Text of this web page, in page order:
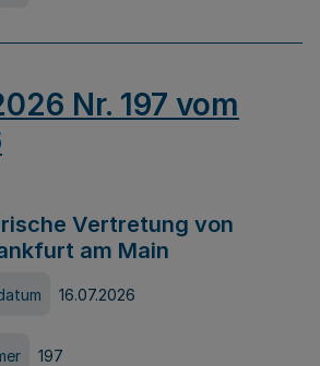
Nr. 197 vom
Vertretung von
am Main
16.07.2026
197